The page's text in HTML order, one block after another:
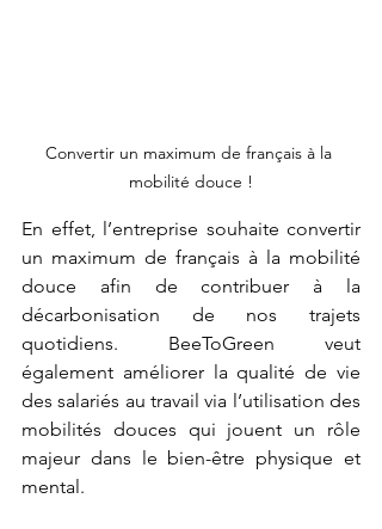
Convertir un maximum de français à la
mobilité douce !
En effet, l’entreprise souhaite convertir
un maximum de français à la mobilité
douce afin de contribuer à la
décarbonisation de nos trajets
quotidiens. BeeToGreen veut
également améliorer la qualité de vie
des salariés au travail via l’utilisation des
mobilités douces qui jouent un rôle
majeur dans le bien-être physique et
mental.